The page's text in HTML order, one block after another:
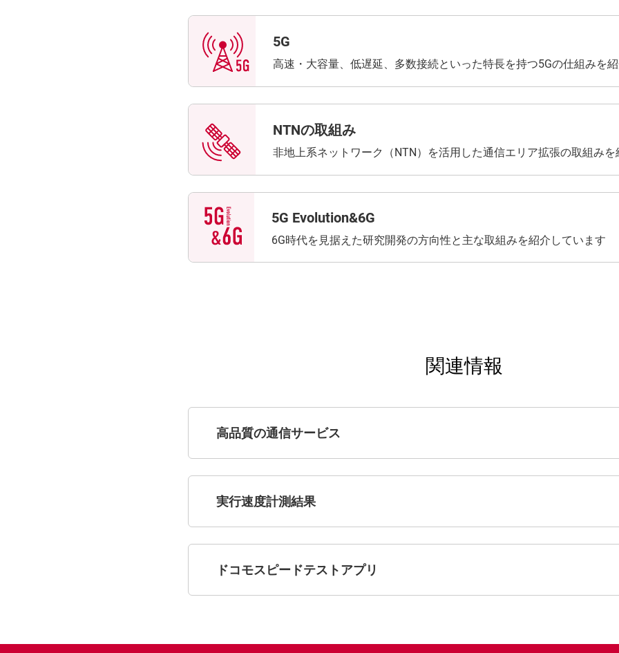
5G
高速・大容量、低遅延、多数接続といった特長を持つ5Gの仕組みを
NTNの取組み
非地上系ネットワーク（NTN）を活用した通信エリア拡張の取組み
5G Evolution&6G
6G時代を見据えた研究開発の方向性と主な取組みを紹介しています
関連情報
高品質の通信サービス
実行速度計測結果
ドコモスピードテストアプリ